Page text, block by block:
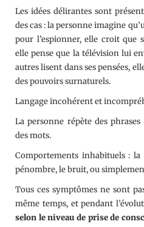
Les idées délirantes sont
des cas : la personne imagine
pour l’espionner, elle croit que
elle pense que la télévision lui
autres lisent dans ses pensées,
des pouvoirs surnaturels.
Langage incohérent et
La personne répète des
des mots.
Comportements inhabituels :
pénombre, le bruit, ou
Tous ces symptômes ne sont
même temps, et pendant
selon le niveau de prise de